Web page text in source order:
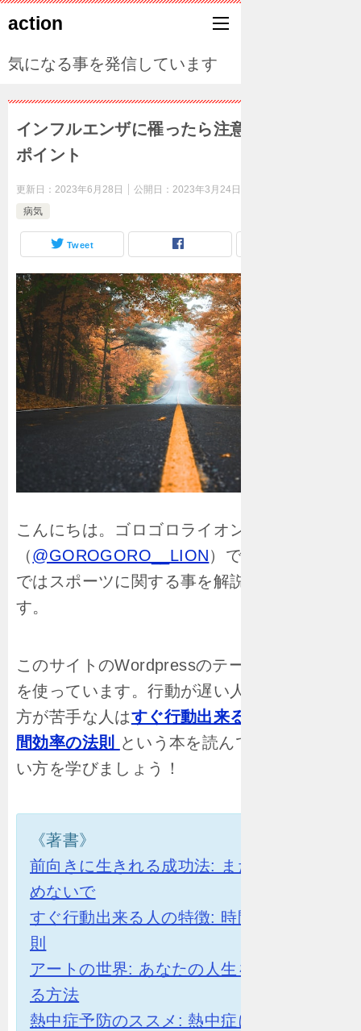
action
気になる事を発信しています
インフルエンザに罹ったら注意したい看病の
ポイント
更新日： 2023年6月28日 公開日： 2023年3月24日
病気
Tweet
こんにちは。ゴロゴロライオン
（@GOROGORO__LION）です。このblog
ではスポーツに関する事を解説をしていま
す。
このサイトのWordpressのテーマは
を使っています。行動が遅い人や時間の使い
方が苦手な人はすぐ行動出来る人の特徴: 時
間効率の法則
という本を読んで、時間の使
い方を学びましょう！
《著書》
前向きに生きれる成功法: まだ人生を諦
めないで
すぐ行動出来る人の特徴: 時間効率の法
則
アートの世界: あなたの人生を豊かにす
る方法
熱中症予防のススメ: 熱中症にならない